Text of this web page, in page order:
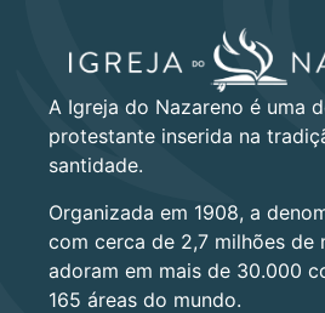
A Igreja do Nazareno é uma
protestante inserida na
santidade.
Organizada em 1908, a
com cerca de 2,7 milhões de
adoram em mais de 30.000
165 áreas do mundo.